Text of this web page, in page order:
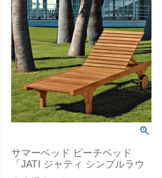
サマーベッド ビーチベッド
「JATI ジャティ シンプルラウ
ンジャー」 木製